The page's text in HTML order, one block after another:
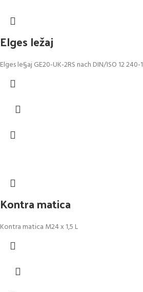
Elges ležaj
Elges le§aj GE20-UK-2RS nach DIN/ISO 12 240-1
Kontra matica
Kontra matica M24 x 1,5 L